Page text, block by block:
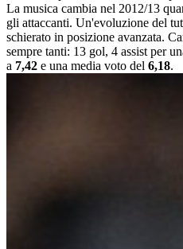
La musica cambia nel 2012/13
gli attaccanti. Un'evoluzione del
schierato in posizione avanzata.
sempre tanti: 13 gol, 4 assist per
a 7,42 e una media voto del 6,18.